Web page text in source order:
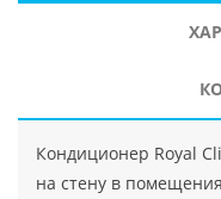
Кондиционер Royal
на стену в